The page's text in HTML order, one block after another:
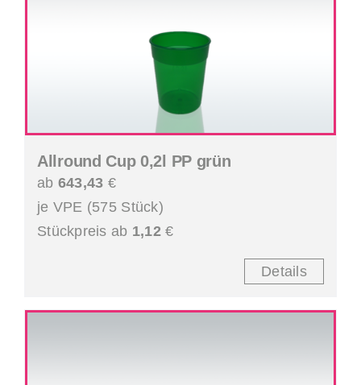
Allround Cup 0,2l PP grün
ab 643,43 €
je VPE (575 Stück)
Stückpreis ab 1,12€
Details